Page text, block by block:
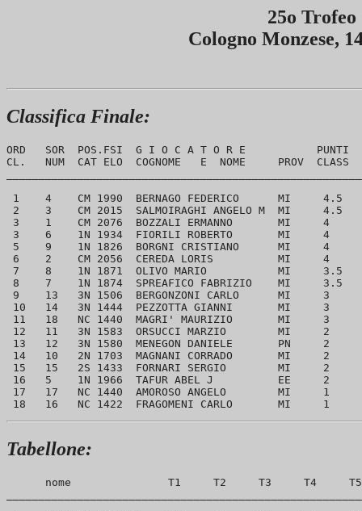
25o
Cologno Monzese,
Classifica Finale:
ORD   SOR  POS.FSI  G I O C A T O R E           PUNTI
CL.   NUM  CAT ELO  COGNOME   E  NOME     PROV  CLASS
1    4    CM 1990  BERNAGO FEDERICO      MI
2    3    CM 2015  SALMOIRAGHI ANGELO M  MI
3    1    CM 2076  BOZZALI ERMANNO       MI     4
3    6    1N 1934  FIORILI ROBERTO       MI     4
5    9    1N 1826  BORGNI CRISTIANO      MI     4
6    2    CM 2056  CEREDA LORIS          MI     4
7    8    1N 1871  OLIVO MARIO           MI     3.5
8    7    1N 1874  SPREAFICO FABRIZIO    MI
9    13   3N 1506  BERGONZONI CARLO      MI
10   14   3N 1444  PEZZOTTA GIANNI       MI     3
11   18   NC 1440  MAGRI' MAURIZIO       MI     3
12   11   3N 1583  ORSUCCI MARZIO        MI     2
13   12   3N 1580  MENEGON DANIELE       PN
14   10   2N 1703  MAGNANI CORRADO       MI     2
15   15   2S 1433  FORNARI SERGIO        MI     2
16   5    1N 1966  TAFUR ABEL J          EE     2
17   17   NC 1440  AMOROSO ANGELO        MI
Tabellone:
nome               T1     T2     T3     T4